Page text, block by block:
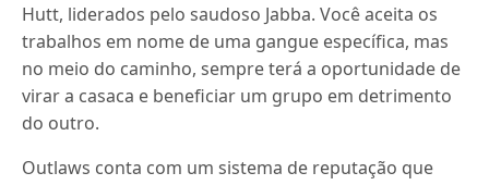
Hutt, liderados pelo saudoso Jabba. Você aceita os
trabalhos em nome de uma gangue específica, mas
no meio do caminho, sempre terá a oportunidade de
virar a casaca e beneficiar um grupo em detrimento
do outro.
Outlaws conta com um sistema de reputação que